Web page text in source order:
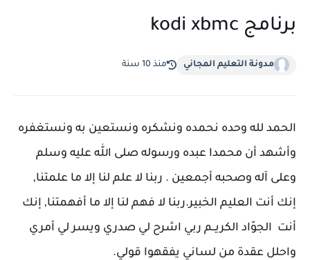
برنامج kodi xbmc
مدونة التعليم المجاني منذ 10 سنة
الحمد لله وحده نحمده ونشكره ونستعين به ونستغفره
وأشهد أن محمدا عبده ورسوله صلى الله عليه وسلم
وعلى آله وصحبه أجمعين . ربنا لا علم لنا إلا ما علمتنا,
إنك أنت العليم الخبير.ربنا لا فهم لنا إلا ما أفهمتنا, إنك
أنت الجوّاد الكريــم ربي اشرح لي صدري ويسر لي أمري
واحلل عقدة من لساني يفقهوا قولي.